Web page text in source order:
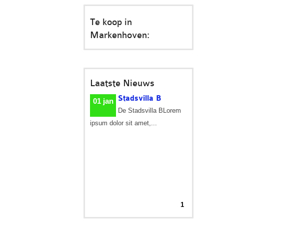
Te koop in
Markenhoven:
Laatste Nieuws
01 jan Stadsvilla B
De Stadsvilla BLorem
ipsum dolor sit amet,...
1